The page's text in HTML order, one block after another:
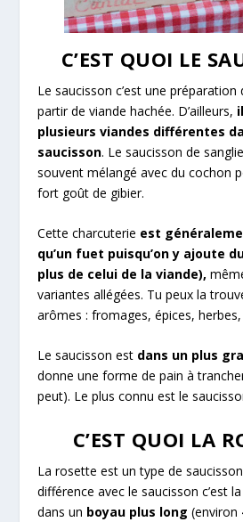
C’EST QUOI LE
Le saucisson c’est une
partir de viande hachée. D’ailleurs,
plusieurs viandes différentes
saucisson. Le saucisson de
souvent mélangé avec du cochon
fort goût de gibier.
Cette charcuterie est
qu’un fuet puisqu’on y ajoute
plus de celui de la viande),
variantes allégées. Tu peux la
arômes : fromages, épices,
Le saucisson est dans un plus
donne une forme de pain à
peut). Le plus connu est le
C’EST QUOI LA
La rosette est un type de
différence avec le saucisson c’est
dans un boyau plus long (environ